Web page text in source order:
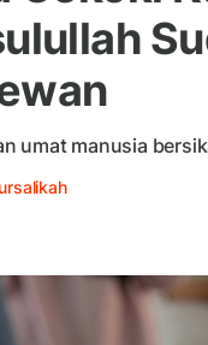
umat manusia